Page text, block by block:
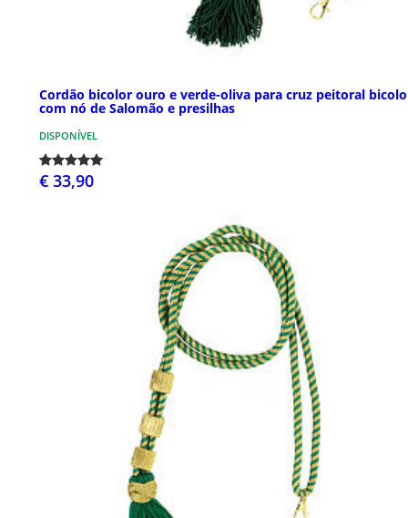
Cordão bicolor ouro e verde-oliva para cruz peitoral
com nó de Salomão e presilhas
DISPONÍVEL
€ 33,90